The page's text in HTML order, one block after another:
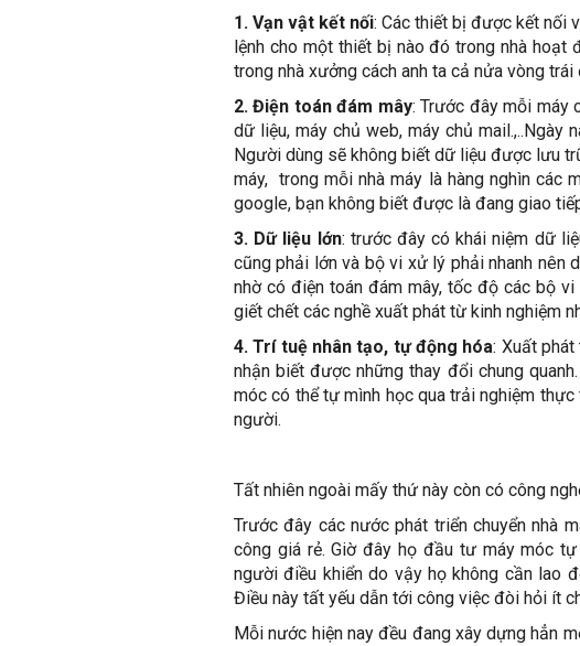
1. Vạn vật kết nối: Các thiết bị được kết nối
lệnh cho một thiết bị nào đó trong nhà
trong nhà xưởng cách anh ta cả nửa vòng
2. Điện toán đám mây: Trước đây mỗi máy
dữ liệu, máy chủ web, máy chủ mail.,..Ngày
Người dùng sẽ không biết dữ liệu được lưu
máy, trong mỗi nhà máy là hàng nghìn các
google, bạn không biết được là đang giao
3. Dữ liệu lớn: trước đây có khái niệm dữ
cũng phải lớn và bộ vi xử lý phải nhanh nên
nhờ có điện toán đám mây, tốc độ các bộ
giết chết các nghề xuất phát từ kinh nghiệm
4. Trí tuệ nhân tạo, tự động hóa: Xuất
nhận biết được những thay đổi chung
móc có thể tự mình học qua trải nghiệm
người.
Tất nhiên ngoài mấy thứ này còn có công
Trước đây các nước phát triển chuyển nhà
công giá rẻ. Giờ đây họ đầu tư máy móc
người điều khiển do vậy họ không cần lao
Điều này tất yếu dẫn tới công việc đòi hỏi ít
Mỗi nước hiện nay đều đang xây dựng hẳn